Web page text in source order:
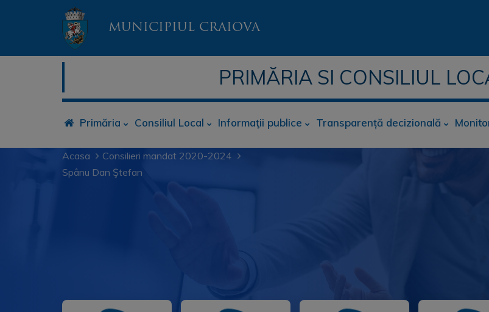
MUNICIPIUL CRAIOVA
PRIMĂRIA SI CONSILIUL
Primăria Consiliul Local Informaţii publice Transparență decizională
Acasa
Consilieri mandat 2020-2024
Spânu Dan Ştefan